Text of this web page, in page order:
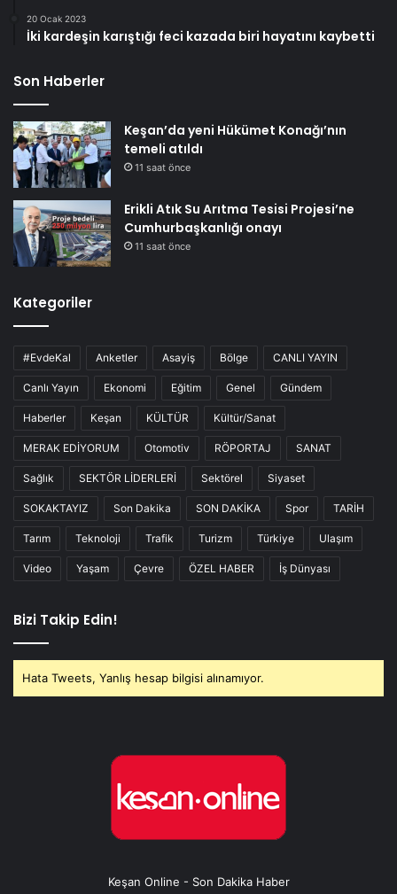
20 Ocak 2023
İki kardeşin karıştığı feci kazada biri hayatını kaybetti
Son Haberler
Keşan’da yeni Hükümet Konağı’nın
temeli atıldı
11 saat önce
Erikli Atık Su Arıtma Tesisi Projesi’ne
Cumhurbaşkanlığı onayı
11 saat önce
Kategoriler
#EvdeKal Anketler Asayiş Bölge CANLI YAYIN
Canlı Yayın Ekonomi Eğitim Genel Gündem
Haberler Keşan KÜLTÜR Kültür/Sanat
MERAK EDİYORUM Otomotiv RÖPORTAJ SANAT
Sağlık SEKTÖR LİDERLERİ Sektörel Siyaset
SOKAKTAYIZ Son Dakika SON DAKİKA Spor TARİH
Tarım Teknoloji Trafik Turizm Türkiye Ulaşım
Video Yaşam Çevre ÖZEL HABER İş Dünyası
Bizi Takip Edin!
Hata Tweets, Yanlış hesap bilgisi alınamıyor.
Keşan Online - Son Dakika Haber